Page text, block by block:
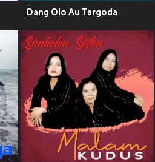
Dang Olo Au Targoda